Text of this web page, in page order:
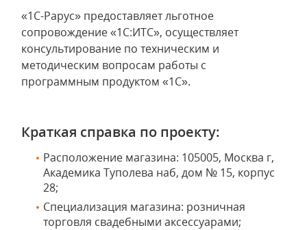
«1С-Рарус» предоставляет льготное
сопровождение «1С:ИТС», осуществляет
консультирование по техническим и
методическим вопросам работы с
программным продуктом «1С».
Краткая справка по проекту:
Расположение магазина: 105005, Москва г,
Академика Туполева наб, дом № 15, корпус
28;
Специализация магазина: розничная
торговля свадебными аксессуарами;